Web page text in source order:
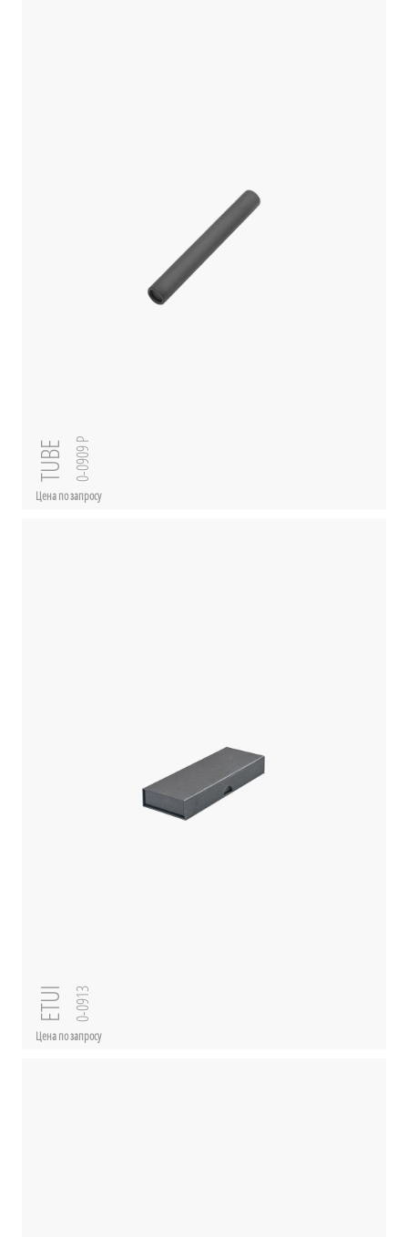
Цена по запросу
TUBE 0-0909 P
Цена по запросу
ETUI 0-0913